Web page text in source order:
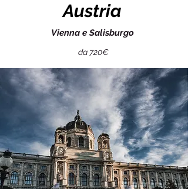
Austria
Vienna e Salisburgo
da 720€